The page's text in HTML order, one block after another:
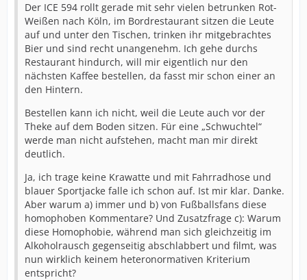
Der ICE 594 rollt gerade mit sehr vielen betrunken Rot-
Weißen nach Köln, im Bordrestaurant sitzen die Leute
auf und unter den Tischen, trinken ihr mitgebrachtes
Bier und sind recht unangenehm. Ich gehe durchs
Restaurant hindurch, will mir eigentlich nur den
nächsten Kaffee bestellen, da fasst mir schon einer an
den Hintern.
Bestellen kann ich nicht, weil die Leute auch vor der
Theke auf dem Boden sitzen. Für eine „Schwuchtel“
werde man nicht aufstehen, macht man mir direkt
deutlich.
Ja, ich trage keine Krawatte und mit Fahrradhose und
blauer Sportjacke falle ich schon auf. Ist mir klar. Danke.
Aber warum a) immer und b) von Fußballsfans diese
homophoben Kommentare? Und Zusatzfrage c): Warum
diese Homophobie, während man sich gleichzeitig im
Alkoholrausch gegenseitig abschlabbert und filmt, was
nun wirklich keinem heteronormativen Kriterium
entspricht?